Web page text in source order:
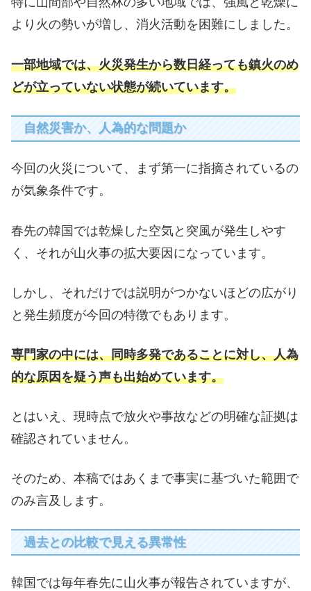
より火の勢いが増し、消火活動を困難にしました。
一部地域では、火災発生から数日経っても鎮火のめ
どが立っていない状態が続いています。
自然災害か、人為的な問題か
今回の火災について、まず第一に指摘されているの
が気象条件です。
春先の韓国では乾燥した空気と突風が発生しやす
く、それが山火事の拡大要因になっています。
しかし、それだけでは説明がつかないほどの広がり
と発生頻度が今回の特徴でもあります。
専門家の中には、同時多発であることに対し、人為
的な原因を疑う声も出始めています。
とはいえ、現時点で放火や事故などの明確な証拠は
確認されていません。
そのため、本稿ではあくまで事実に基づいた範囲で
のみ言及します。
過去との比較で見える異常性
韓国では毎年春先に山火事が報告されていますが、